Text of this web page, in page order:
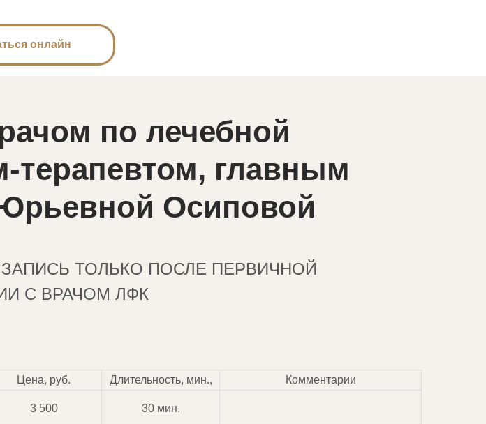
онлайн
по лечебной
терапевтом, главным
Осиповой
ТОЛЬКО ПОСЛЕ ПЕРВИЧНОЙ
С ВРАЧОМ ЛФК
Цена, руб. Длительность, мин.,
Комментарии
3 500 30 мин.